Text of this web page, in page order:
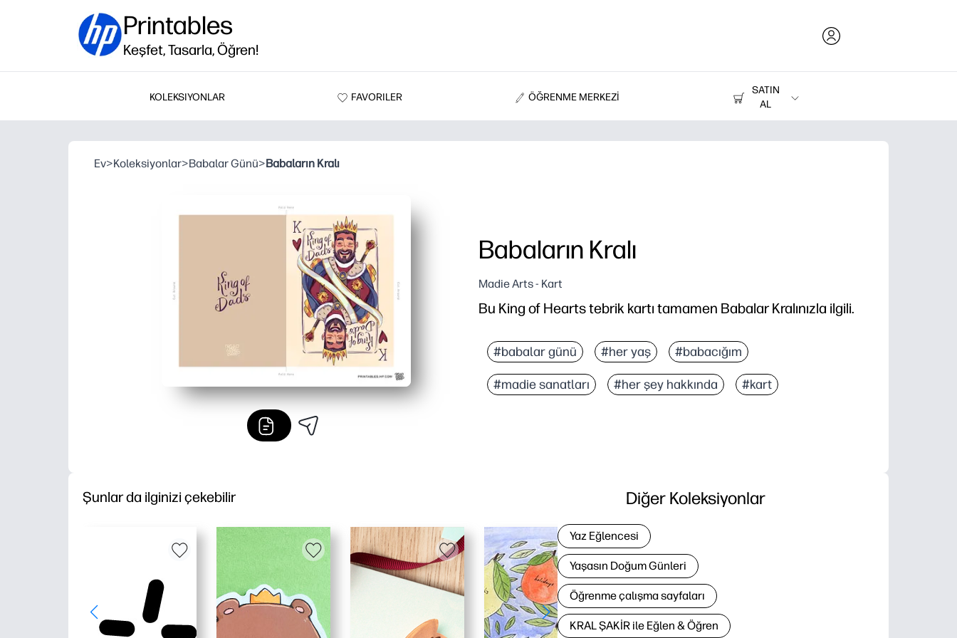
Printables
Keşfet, Tasarla, Öğren!
KOLEKSIYONLAR FAVORILER ÖĞRENME MERKEZİ
SATIN
AL
Yazıcılar
Ev>Koleksiyonlar>Babalar Günü>Babaların Kralı
Babaların Kralı
Madie Arts - Kart
Bu King of Hearts tebrik kartı tamamen Babalar Kralınızla ilgili.
#babalar günü #her yaş #babacığım
#madie sanatları #her şey hakkında #kart
Şunlar da ilginizi çekebilir Diğer Koleksiyonlar
Yaz Eğlencesi
Yaşasın Doğum Günleri
Öğrenme çalışma sayfaları
KRAL ŞAKİR ile Eğlen & Öğren